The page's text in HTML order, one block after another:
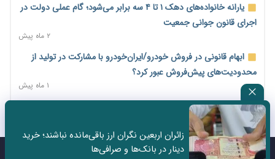
مرحله سیزدهم کالابرگ در سایه تورم؛ قدرت خرید یارانه یک‌میلیونی
۱۴ مرداد؛ اولین «روز ملی کارفرما» در تقویم رسمی ایران/«روز ملی
کارفرما» چگونه به تقویم رسمی کشور رسید؟
۲ روز پیش
سکه در یک قدمی ۱۸۵ میلیون تومان
۳ روز پیش
تشکل‌ها در مسیر ارتقای تاب‌آوری اعضا برنامه‌ریزی کنند
یارانه خانواده‌های دهک ۱ تا ۴ سه برابر می‌شود؛ گام عملی دولت در
اجرای قانون جوانی جمعیت
۲ ماه پیش
ابهام قانونی در فروش خودرو/ایران‌خودرو با مشارکت در تولید از
محدودیت‌های پیش‌فروش عبور کرد؟
۱ ماه پیش
سه نماد جدید اخزا در فرابورس پذیرش شد
ثبت نادرست عنوان شغلی، کارگر و کارفرما را با جریمه و شکایت
روبه‌رو می‌کند
زائران اربعین نگران ارز باقی‌مانده نباشند؛ خرید
دینار در بانک‌ها و صرافی‌ها